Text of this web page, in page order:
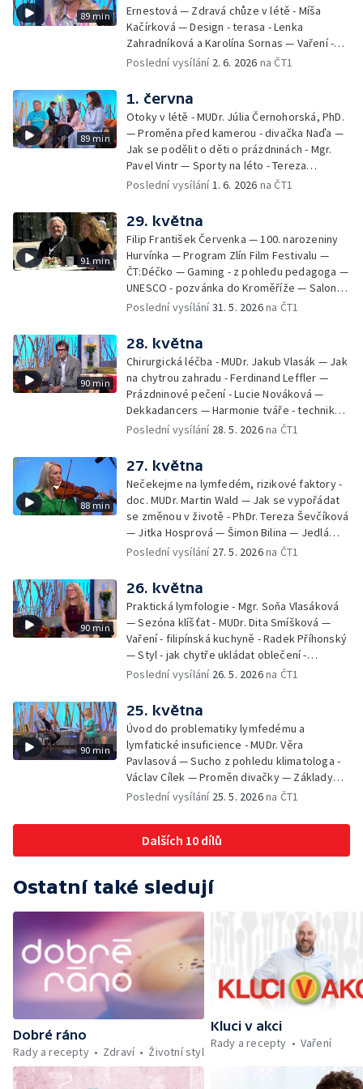
89 min
Ernestová — Zdravá chůze v létě - Míša
Kačírková — Design - terasa - Lenka
Zahradníková a Karolína Sornas — Vaření -
jahody - Simona Machurová — Letní sporty -
— Batohy do školy i na prázdniny - Mirka
Belhová — Pramen - Ivan Ostrochovský
Poslední vysílání 2. 6. 2026 na ČT1
89 min
1. června
Otoky v létě - MUDr. Júlia Černohorská, PhD.
— Proměna před kamerou - divačka Naďa —
Jak se podělit o děti o prázdninách - Mgr.
Pavel Vintr — Sporty na léto - Tereza
Michalová — Černé ovce — Změny v
v Českém ráji - Tomáš Jeřábek, Magdalena
Borová, Eva Váchová
Poslední vysílání1. 6. 2026 na ČT1
91 min
29. května
Filip František Červenka — 100. narozeniny
Hurvínka — Program Zlín Film Festivalu —
ČT:Déčko — Gaming - z pohledu pedagoga —
UNESCO - pozvánka do Kroměříže — Salon
filmových klapek
Poslední vysílání31. 5. 2026na ČT1
90 min
28. května
Chirurgická léčba - MUDr. Jakub Vlasák — Jak
na chytrou zahradu - Ferdinand Leffler —
Prázdninové pečení - Lucie Nováková —
Dekkadancers — Harmonie tváře - techniky
přírodního omlazení - Martina Kavecká —
Petr Bednařík — Počasí s Michalem Žákem
Poslední vysílání 28. 5. 2026na ČT1
88 min
27. května
Nečekejme na lymfedém, rizikové faktory -
doc. MUDr. Martin Wald — Jak se vypořádat
se změnou v životě - PhDr. Tereza Ševčíková
— Jitka Hosprová — Šimon Bilina — Jedlá
zahrada - Petra Matějková — Kulturní tipy
Poslední vysílání 27. 5. 2026na ČT1
90 min
26. května
Praktická lymfologie - Mgr. Soňa Vlasáková
— Sezóna klíšťat - MUDr. Dita Smíšková —
Vaření - filipínská kuchyně - Radek Příhonský
— Styl - jak chytře ukládat oblečení -
Veronika Slaninová — Běháme s dětmi - jak
Schneiderová — Colours of Ostrava - Filip
Košťálek a Jan Vojtko — Tajemství křišťálové
planety - Jan Maxián, Petr Horák a Adélka
Hesová — Český svaz ochránců přírody - Eva
Šrailová
Poslední vysílání 26. 5. 2026na ČT1
90 min
25. května
Úvod do problematiky lymfedému a
lymfatické insuficience - MUDr. Věra
Pavlasová — Sucho z pohledu klimatologa -
Václav Cílek — Proměn divačky — Základy
bezpečnosti dětí na inline bruslích - Petr
Zooterapie - praktické využití - Linda
Tinková — Pražské jaro - Klára Boudalová,
Marko Ivanović
Poslední vysílání 25. 5. 2026na ČT1
Dalších 10 dílů
Ostatní také sledují
Dobré ráno
Rady a recepty
Zdraví Životní styl
Kluci v akci
Rady a recepty
Vaření